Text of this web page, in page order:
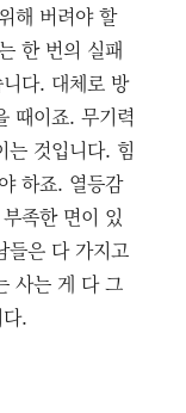
해 버려야 할
한 번의 실패
다. 대체로 방
때이죠. 무기력
는 것입니다. 힘
하죠. 열등감
족한 면이 있
들은 다 가지고
사는 게 다 그
.